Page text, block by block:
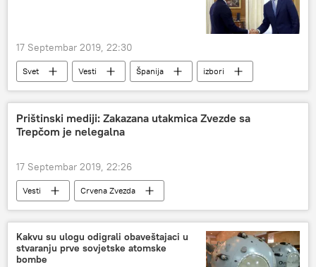
17 Septembar 2019, 22:30
Svet Vesti Španija
izbori
Pedro Sančez
Evropa
Prištinski mediji: Zakazana utakmica Zvezde sa
Trepčom je nelegalna
17 Septembar 2019, 22:26
Vesti
Crvena Zvezda
Kosovo i Metohija (KiM)
Kakvu su ulogu odigrali obaveštajaci u
stvaranju prve sovjetske atomske
bombe